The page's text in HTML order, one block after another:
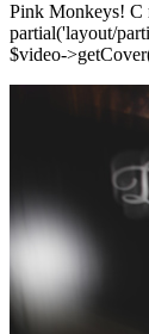
Pink Monkeys!
partial('layout/
$video-